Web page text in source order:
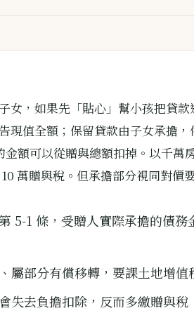
女，如果先「貼心」幫小孩把貸款
現值全額；保留貸款由子女承擔
額可以從贈與總額扣掉。以千萬
萬贈與稅。但承擔部分視同對價
5-1 條，受贈人實際承擔的債務
屬部分有償移轉，要課土地增值
失去負擔扣除，反而多繳贈與稅